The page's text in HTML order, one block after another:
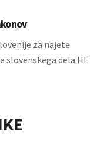
za najete
slovenskega dela HE